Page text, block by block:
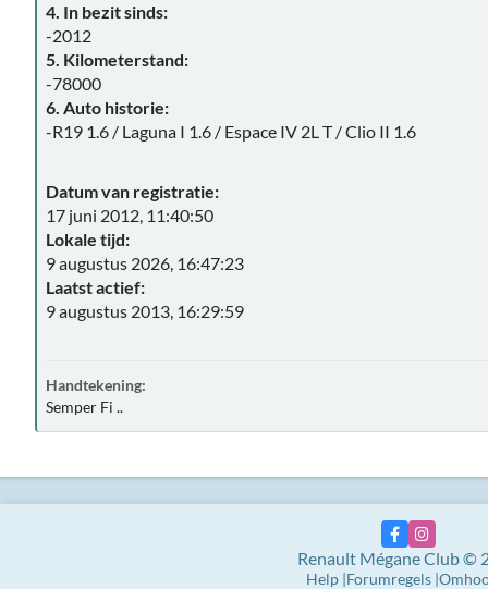
4. In bezit sinds:
-2012
5. Kilometerstand:
-78000
6. Auto historie:
-R19 1.6 / Laguna I 1.6 / Espace IV 2L T / Clio II 1.6
Datum van registratie:
17 juni 2012, 11:40:50
Lokale tijd:
9 augustus 2026, 16:47:23
Laatst actief:
9 augustus 2013, 16:29:59
Handtekening:
Semper Fi ..
Renault Mégane Club ©
Help Forumregels